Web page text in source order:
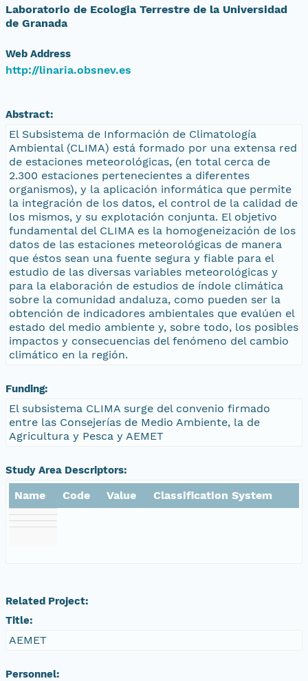
Laboratorio de Ecologia Terrestre de la Universidad
de Granada
Web Address
http://linaria.obsnev.es
Abstract:
El Subsistema de Información de Climatología
Ambiental (CLIMA) está formado por una extensa red
de estaciones meteorológicas, (en total cerca de
2.300 estaciones pertenecientes a diferentes
organismos), y la aplicación informática que permite
la integración de los datos, el control de la calidad de
los mismos, y su explotación conjunta. El objetivo
fundamental del CLIMA es la homogeneización de los
datos de las estaciones meteorológicas de manera
que éstos sean una fuente segura y fiable para el
estudio de las diversas variables meteorológicas y
para la elaboración de estudios de índole climática
sobre la comunidad andaluza, como pueden ser la
obtención de indicadores ambientales que evalúen el
estado del medio ambiente y, sobre todo, los posibles
impactos y consecuencias del fenómeno del cambio
climático en la región.
Funding:
El subsistema CLIMA surge del convenio firmado
entre las Consejerías de Medio Ambiente, la de
Agricultura y Pesca y AEMET
Study Area Descriptors:
Name Code Value Classification System
Related Project:
Title:
AEMET
Personnel: